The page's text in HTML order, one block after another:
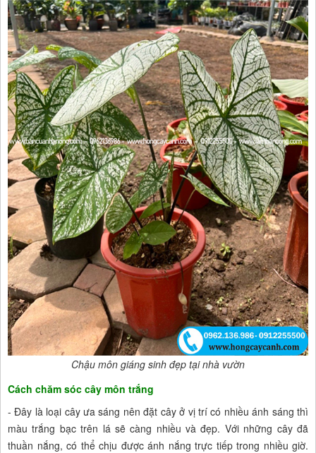
Chậu môn giáng sinh đẹp tại nhà vườn
Cách chăm sóc cây môn trắng
- Đây là loại cây ưa sáng nên đặt cây ở vị trí có nhiều ánh sáng thì
màu trắng bạc trên lá sẽ càng nhiều và đẹp. Với những cây đã
thuần nắng, có thể chịu được ánh nắng trực tiếp trong nhiều giờ.